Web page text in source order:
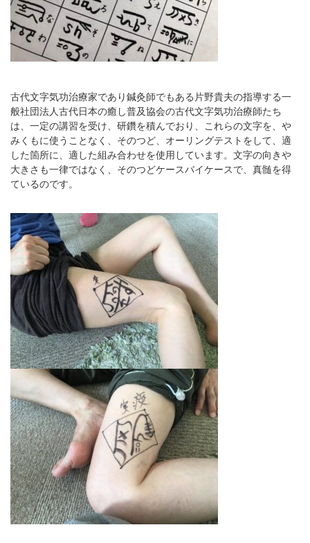
古代文字気功治療家であり鍼灸師でもある片野貴夫の指導する一
般社団法人古代日本の癒し普及協会の古代文字気功治療師たち
は、一定の講習を受け、研鑽を積んでおり、これらの文字を、や
みくもに使うことなく、そのつど、オーリングテストをして、適
した箇所に、適した組み合わせを使用しています。文字の向きや
大きさも一律ではなく、そのつどケースバイケースで、真髄を得
ているのです。